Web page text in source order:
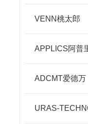
VENN桃太郎
APPLICS阿普
ADCMT爱德万